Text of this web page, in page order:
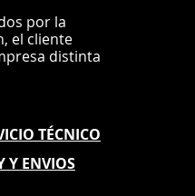
por la
el cliente
empresa distinta
TÉCNICO
Y ENVIOS